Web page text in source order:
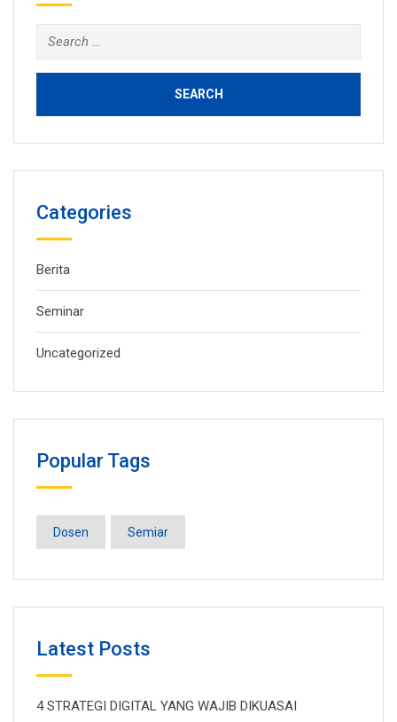
Search
for:
Categories
Berita
Seminar
Uncategorized
Popular Tags
Dosen Semiar
Latest Posts
4 STRATEGI DIGITAL YANG WAJIB DIKUASAI